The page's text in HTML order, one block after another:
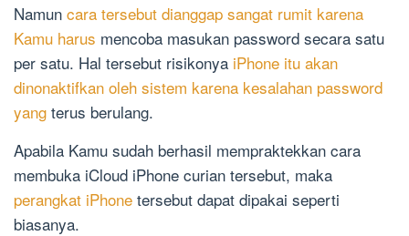
Namun cara tersebut dianggap sangat rumit karena
Kamu harus mencoba masukan password secara satu
per satu. Hal tersebut risikonya iPhone itu akan
dinonaktifkan oleh sistem karena kesalahan password
yang terus berulang.
Apabila Kamu sudah berhasil mempraktekkan cara
membuka iCloud iPhone curian tersebut, maka
perangkat iPhone tersebut dapat dipakai seperti
biasanya.